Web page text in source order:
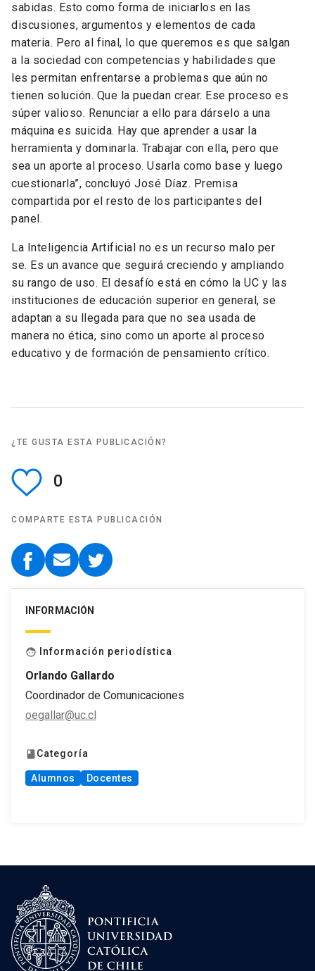
sabidas. Esto como forma de iniciarlos en las
discusiones, argumentos y elementos de cada
materia. Pero al final, lo que queremos es que salgan
a la sociedad con competencias y habilidades que
les permitan enfrentarse a problemas que aún no
tienen solución. Que la puedan crear. Ese proceso es
súper valioso. Renunciar a ello para dárselo a una
máquina es suicida. Hay que aprender a usar la
herramienta y dominarla. Trabajar con ella, pero que
sea un aporte al proceso. Usarla como base y luego
cuestionarla”, concluyó José Díaz. Premisa
compartida por el resto de los participantes del
panel.
La Inteligencia Artificial no es un recurso malo per
se. Es un avance que seguirá creciendo y ampliando
su rango de uso. El desafío está en cómo la UC y las
instituciones de educación superior en general, se
adaptan a su llegada para que no sea usada de
manera no ética, sino como un aporte al proceso
educativo y de formación de pensamiento crítico.
¿TE GUSTA ESTA PUBLICACIÓN?
0
COMPARTE ESTA PUBLICACIÓN
INFORMACIÓN
face Información periodística
Orlando Gallardo
Coordinador de Comunicaciones
oegallar@uc.cl
book Categoría
Alumnos Docentes